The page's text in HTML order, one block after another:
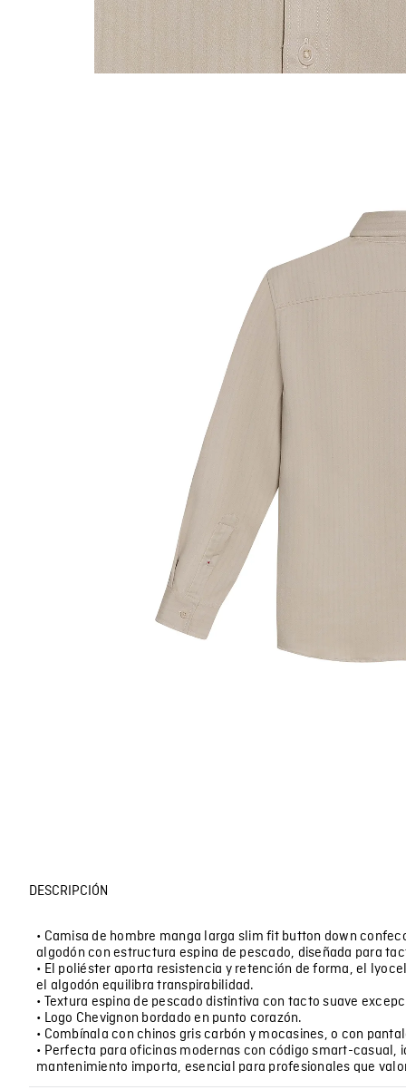
DESCRIPCIÓN
• Camisa de hombre manga larga slim fit button down
algodón con estructura espina de pescado, diseñada para
• El poliéster aporta resistencia y retención de forma, el
el algodón equilibra transpirabilidad.
• Textura espina de pescado distintiva con tacto suave
• Logo Chevignon bordado en punto corazón.
• Combínala con chinos gris carbón y mocasines, o con
• Perfecta para oficinas modernas con código smart-casual,
mantenimiento importa, esencial para profesionales que